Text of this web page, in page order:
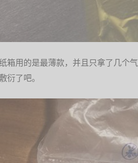
箱用的是最薄款，并且只拿了几个
衍了吧。